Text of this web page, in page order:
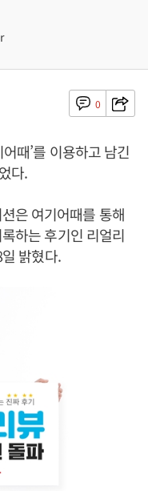
0
때’를 이용하고 남긴
다.
은 여기어때를 통해
하는 후기인 리얼리
밝혔다.